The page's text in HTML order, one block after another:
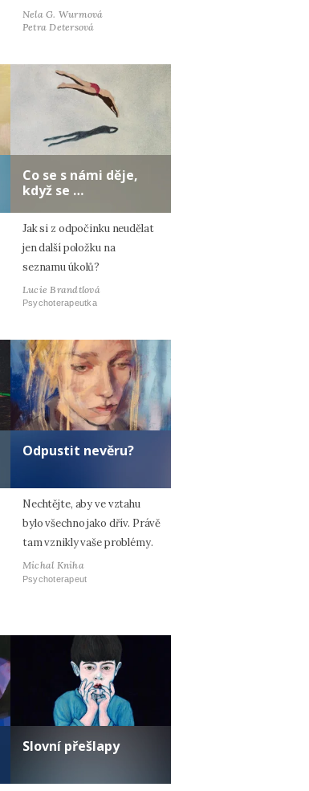
Nela G. Wurmová
Petra Detersová
Co se s námi děje,
když se …
Jak si z odpočinku neudělat
jen další položku na
seznamu úkolů?
Lucie Brandtlová
Psychoterapeutka
Odpustit nevěru?
Nechtějte, aby ve vztahu
bylo všechno jako dřív. Právě
tam vznikly vaše problémy.
Michal Kniha
Psychoterapeut
Slovní přešlapy